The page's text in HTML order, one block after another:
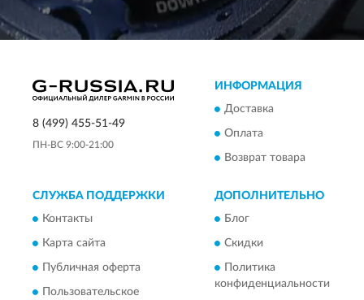
8 (499) 455-51-49
ПН-ВС 9:00-21:00
ИНФОРМАЦИЯ
Доставка
Оплата
Возврат товара
СЛУЖБА ПОДДЕРЖКИ
Контакты
Карта сайта
Публичная оферта
Пользовательское
ДОПОЛНИТЕЛЬНО
Блог
Скидки
Политика
конфиденциальности